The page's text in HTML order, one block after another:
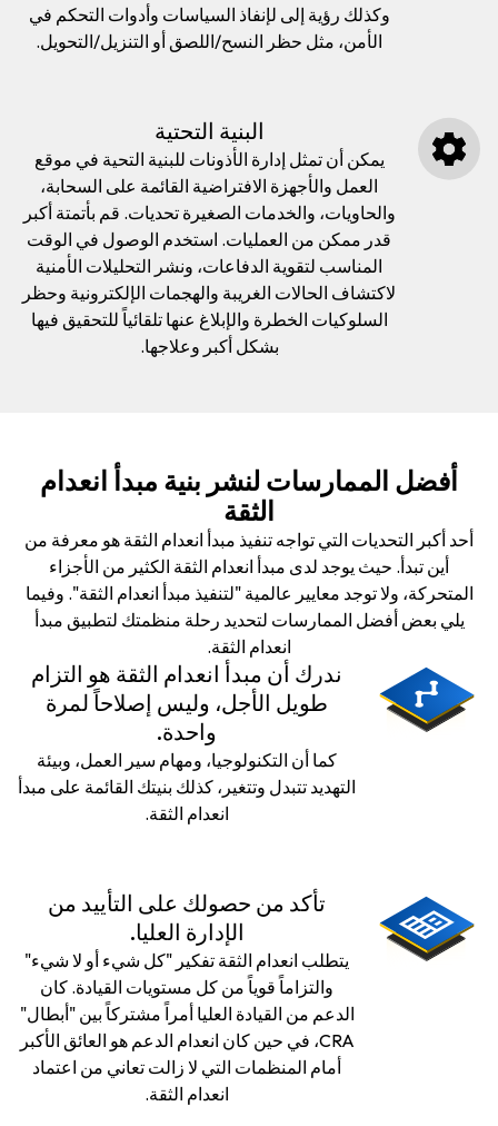
وكذلك رؤية إلى لإنفاذ السياسات وأدوات التحكم في
الأمن، مثل حظر النسح/اللصق أو التنزيل/التحويل.
البنية التحتية
يمكن أن تمثل إدارة الأذونات للبنية التحية في موقع
العمل والأجهزة الافتراضية القائمة على السحابة،
والحاويات، والخدمات الصغيرة تحديات. قم بأتمتة أكبر
قدر ممكن من العمليات. استخدم الوصول في الوقت
المناسب لتقوية الدفاعات، ونشر التحليلات الأمنية
لاكتشاف الحالات الغريبة والهجمات الإلكترونية وحظر
السلوكيات الخطرة والإبلاغ عنها تلقائياً للتحقيق فيها
بشكل أكبر وعلاجها.
أفضل الممارسات لنشر بنية مبدأ انعدام
الثقة
أحد أكبر التحديات التي تواجه تنفيذ مبدأ انعدام الثقة هو معرفة من
أين تبدأ. حيث يوجد لدى مبدأ انعدام الثقة الكثير من الأجزاء
المتحركة، ولا توجد معايير عالمية "لتنفيذ مبدأ انعدام الثقة". وفيما
يلي بعض أفضل الممارسات لتحديد رحلة منظمتك لتطبيق مبدأ
انعدام الثقة.
ندرك أن مبدأ انعدام الثقة هو التزام
طويل الأجل، وليس إصلاحاً لمرة
واحدة.
كما أن التكنولوجيا، ومهام سير العمل، وبيئة
التهديد تتبدل وتتغير، كذلك بنيتك القائمة على مبدأ
انعدام الثقة.
تأكد من حصولك على التأييد من
الإدارة العليا.
يتطلب انعدام الثقة تفكير "كل شيء أو لا شيء"
والتزاماً قوياً من كل مستويات القيادة. كان
الدعم من القيادة العليا أمراً مشتركاً بين "أبطال"
CRA، في حين كان انعدام الدعم هو العائق الأكبر
أمام المنظمات التي لا زالت تعاني من اعتماد
انعدام الثقة.